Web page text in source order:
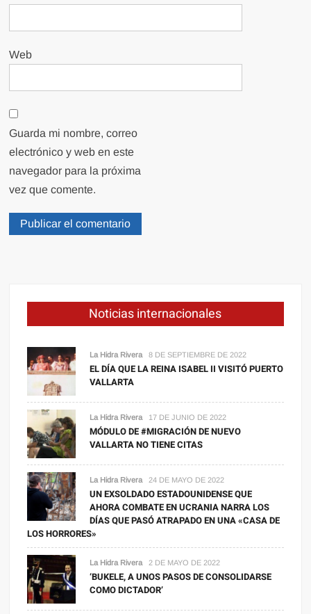
Web
Guarda mi nombre, correo
electrónico y web en este
navegador para la próxima
vez que comente.
Noticias internacionales
La Hidra Rivera 8 DE SEPTIEMBRE DE 2022
EL DÍA QUE LA REINA ISABEL II VISITÓ PUERTO
VALLARTA
La Hidra Rivera 17 DE JUNIO DE 2022
MÓDULO DE #MIGRACIÓN DE NUEVO
VALLARTA NO TIENE CITAS
La Hidra Rivera 24 DE MAYO DE 2022
UN EXSOLDADO ESTADOUNIDENSE QUE
AHORA COMBATE EN UCRANIA NARRA LOS
DÍAS QUE PASÓ ATRAPADO EN UNA «CASA DE
LOS HORRORES»
La Hidra Rivera 2 DE MAYO DE 2022
‘BUKELE, A UNOS PASOS DE CONSOLIDARSE
COMO DICTADOR’